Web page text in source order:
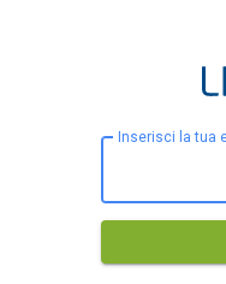
Inserisci la tua